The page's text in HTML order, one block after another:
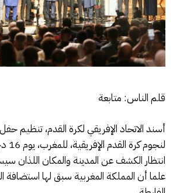
قلم الناس: متابعة
أسند الاتحاد الإفريقي لكرة القدم، تنظيم
انتظار الكشف عن المدينة والمكان اللذان
علما أن المملكة المغربية سبق لها استضافة